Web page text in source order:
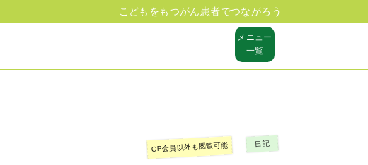
こどもをもつがん患者でつながろう
メニュー
一覧
CP会員以外も閲覧可能 日記